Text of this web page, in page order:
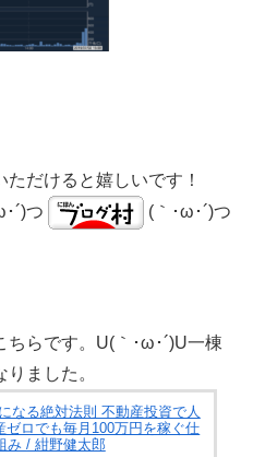
だけると嬉しいです！
´)つ (｀･ω･´)つ
らです。U(｀･ω･´)U一棟
ました。
なる絶対法則 不動産投資で人
ゼロでも毎月100万円を稼ぐ仕
み / 紺野健太郎